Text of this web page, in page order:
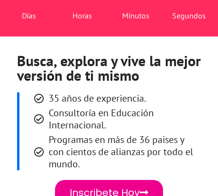
Días Horas Minutos Segundos
Busca, explora y vive la mejor
versión de ti mismo
35 años de experiencia.
Consultoría en Educación
Internacional.
Programas en más de 36 paises y
con cientos de alianzas por todo el
mundo.
Inscribete Hoy